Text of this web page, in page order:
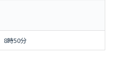
8時50分